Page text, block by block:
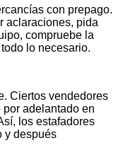
con prepago.
aclaraciones, pida
compruebe la
lo necesario.
Ciertos vendedores
adelantado en
los estafadores
y después